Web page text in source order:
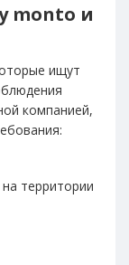
monto и
ищут
компанией,
территории